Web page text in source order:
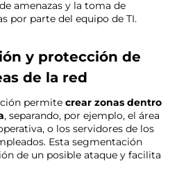
amenazas y la toma de
por parte del equipo de TI.
y protección de
de la red
permite crear zonas dentro
, separando, por ejemplo, el área
o los servidores de los
Esta segmentación
de un posible ataque y facilita